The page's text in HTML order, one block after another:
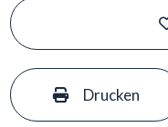
Drucken